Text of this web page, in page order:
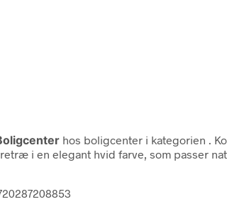
hos boligcenter i kategorien
.
i en elegant hvid farve, som passer